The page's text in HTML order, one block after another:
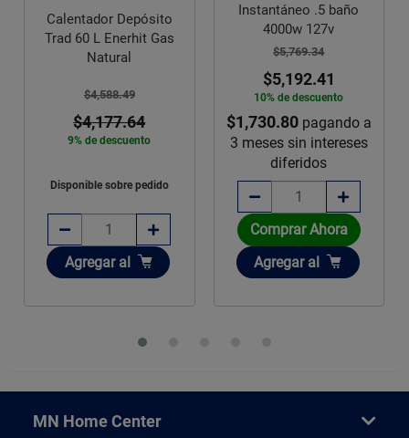
Calentador Depósito
Trad 60 L Enerhit Gas
Natural
$4,588.49
$4,177.64
9% de descuento
Disponible sobre pedido
Añadir
Agregar al
Instantáneo .5 baño
4000w 127v
$5,769.34
$5,192.41
10% de descuento
$1,730.80pagando a
3 meses sin intereses
diferidos
Comprar Ahora
Añadir
Agregar al
MN Home Center